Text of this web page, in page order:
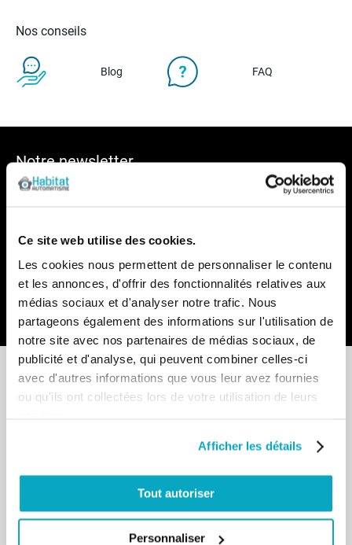
Ce site web utilise des cookies.
Les cookies nous permettent de personnaliser le contenu
et les annonces, d'offrir des fonctionnalités relatives aux
médias sociaux et d'analyser notre trafic. Nous
partageons également des informations sur l'utilisation de
notre site avec nos partenaires de médias sociaux, de
publicité et d'analyse, qui peuvent combiner celles-ci
avec d'autres informations que vous leur avez fournies
ou qu'ils ont collectées lors de votre utilisation de leurs
Afficher les détails
Tout autoriser
Personnaliser
Nos conseils
Blog FAQ
Notre newsletter
Recevez par e-mail notre actualité avec les promos du
à
lettre
d’information
Envoyer
De 8h30 à 12h30 et de 14h à 18h